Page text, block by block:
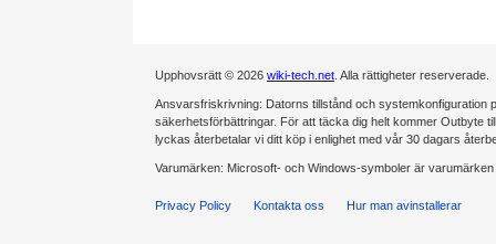
Upphovsrätt © 2026 wiki-tech.net . Alla rättigheter reserverade.
Ansvarsfriskrivning: Datorns tillstånd och systemkonfiguration
säkerhetsförbättringar. För att täcka dig helt kommer Outbyte
lyckas återbetalar vi ditt köp i enlighet med vår 30 dagars
Varumärken: Microsoft- och Windows-symboler är
Privacy Policy Kontakta oss Hur man avinstallerar